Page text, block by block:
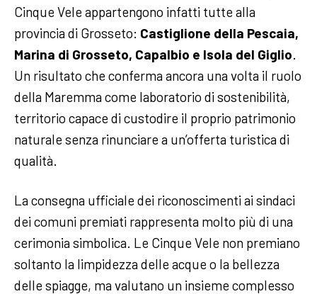
Cinque Vele appartengono infatti tutte alla
provincia di Grosseto: Castiglione della Pescaia,
Marina di Grosseto, Capalbio e Isola del Giglio.
Un risultato che conferma ancora una volta il ruolo
della Maremma come laboratorio di sostenibilità,
territorio capace di custodire il proprio patrimonio
naturale senza rinunciare a un’offerta turistica di
qualità.
La consegna ufficiale dei riconoscimenti ai sindaci
dei comuni premiati rappresenta molto più di una
cerimonia simbolica. Le Cinque Vele non premiano
soltanto la limpidezza delle acque o la bellezza
delle spiagge, ma valutano un insieme complesso